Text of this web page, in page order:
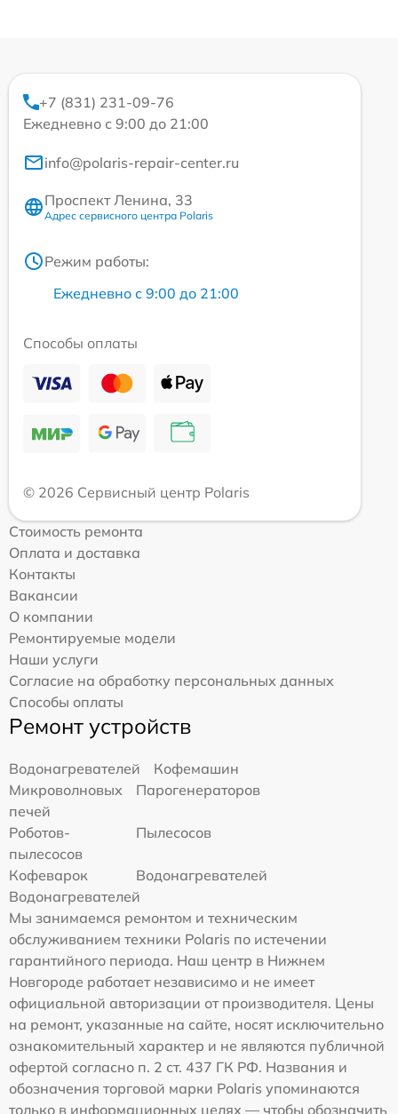
+7 (831) 231-09-76
Ежедневно с 9:00 до 21:00
info@polaris-repair-center.ru
Проспект Ленина, 33
Адрес сервисного центра Polaris
Режим работы:
Ежедневно с 9:00 до 21:00
Способы оплаты
© 2026 Сервисный центр Polaris
Стоимость ремонта
Оплата и доставка
Контакты
Вакансии
О компании
Ремонтируемые модели
Наши услуги
Согласие на обработку персональных данных
Способы оплаты
Ремонт устройств
Водонагревателей
Кофемашин
Микроволновых
печей
Парогенераторов
Роботов-
пылесосов
Пылесосов
Кофеварок
Водонагревателей
Водонагревателей
Мы занимаемся ремонтом и техническим
обслуживанием техники Polaris по истечении
гарантийного периода. Наш центр в Нижнем
Новгороде работает независимо и не имеет
официальной авторизации от производителя. Цены
на ремонт, указанные на сайте, носят исключительно
ознакомительный характер и не являются публичной
офертой согласно п. 2 ст. 437 ГК РФ. Названия и
обозначения торговой марки Polaris упоминаются
только в информационных целях — чтобы обозначить